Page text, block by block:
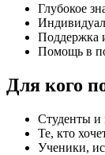
Глубокое
Поддержка
Помощь в
Для кого
Студенты и
Те, кто
Ученики,